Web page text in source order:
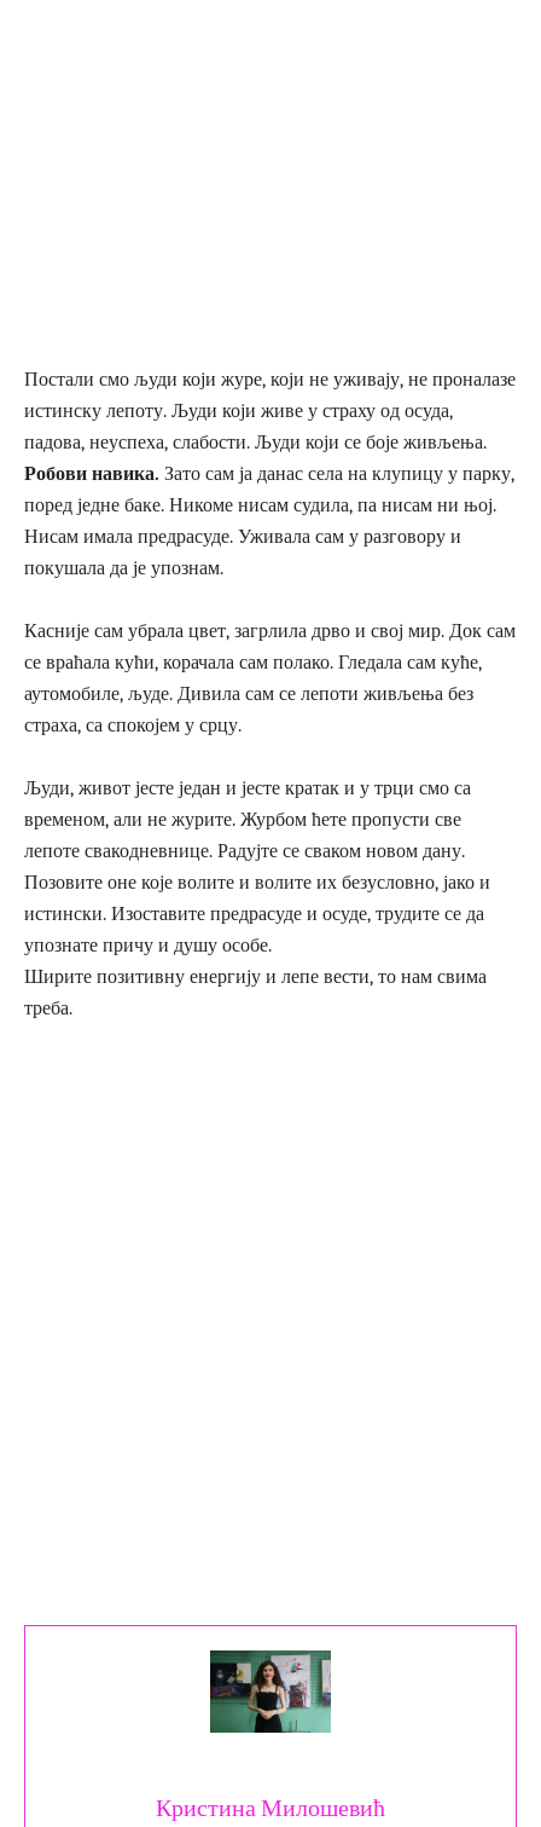
Постали смо људи који журе, који не уживају, не проналазе
истинску лепоту. Људи који живе у страху од осуда,
падова, неуспеха, слабости. Људи који се боје живљења.
Робови навика. Зато сам ја данас села на клупицу у парку,
поред једне баке. Никоме нисам судила, па нисам ни њој.
Нисам имала предрасуде. Уживала сам у разговору и
покушала да је упознам.
Касније сам убрала цвет, загрлила дрво и свој мир. Док сам
се враћала кући, корачала сам полако. Гледала сам куће,
аутомобиле, људе. Дивила сам се лепоти живљења без
страха, са спокојем у срцу.
Људи, живот јесте један и јесте кратак и у трци смо са
временом, али не журите. Журбом ћете пропусти све
лепоте свакодневнице. Радујте се сваком новом дану.
Позовите оне које волите и волите их безусловно, јако и
истински. Изоставите предрасуде и осуде, трудите се да
упознате причу и душу особе.
Ширите позитивну енергију и лепе вести, то нам свима
треба.
Кристина Милошевић